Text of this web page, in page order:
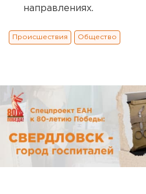
направлениях.
Происшествия Общество